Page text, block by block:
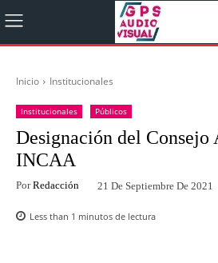
Inicio Institucionales
Institucionales Públicos
Designación del Consejo
INCAA
Por Redacción 21 De Septiembre De 2021
Less than 1 minutos de lectura